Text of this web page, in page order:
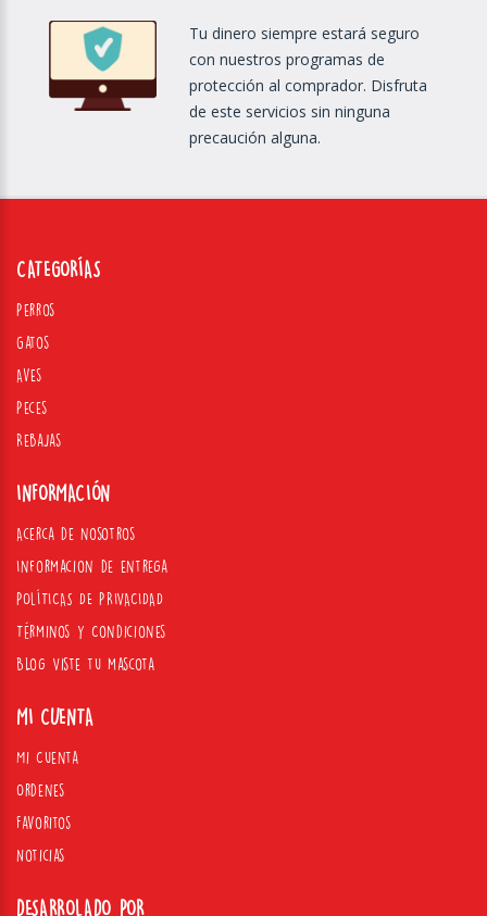
Tu dinero siempre estará seguro
con nuestros programas de
protección al comprador. Disfruta
de este servicios sin ninguna
precaución alguna.
CATEGORÍAS
Perros
Gatos
Aves
Peces
Rebajas
INFORMACIÓN
Acerca de nosotros
Informacion de entrega
POLÍTICAS DE PRIVACIDAD
Términos y Condiciones
Blog Viste tu mascota
MI CUENTA
Mi Cuenta
Ordenes
Favoritos
Noticias
DESARROLADO POR